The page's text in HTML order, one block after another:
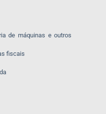
de máquinas e outros
fiscais